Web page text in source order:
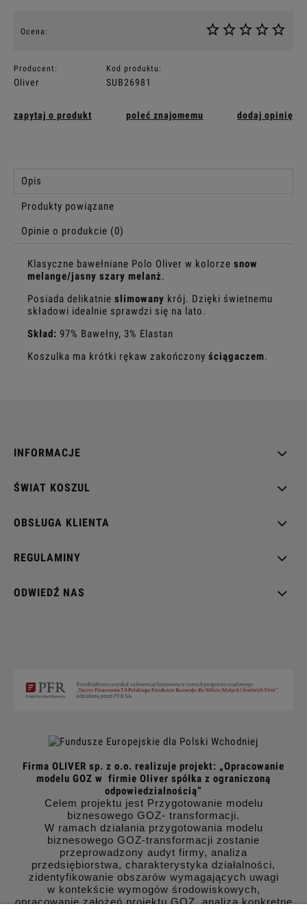
Ocena:
Producent:
Oliver
Kod produktu:
SUB26981
zapytaj o produkt poleć znajomemu dodaj opinię
Opis
Produkty powiązane
Opinie o produkcie (0)
Klasyczne bawełniane Polo Oliver w kolorze snow
melange/jasny szary melanż.
Posiada delikatnie slimowany krój. Dzięki świetnemu
składowi idealnie sprawdzi się na lato.
Skład: 97% Bawełny, 3% Elastan
Koszulka ma krótki rękaw zakończony ściągaczem.
INFORMACJE
ŚWIAT KOSZUL
OBSŁUGA KLIENTA
REGULAMINY
ODWIEDŹ NAS
Firma OLIVER sp. z o.o. realizuje projekt: „Opracowanie
modelu GOZ w firmie Oliver spółka z ograniczoną
odpowiedzialnością”
Celem projektu jest Przygotowanie modelu
biznesowego GOZ- transformacji.
W ramach działania przygotowania modelu
biznesowego GOZ-transformacji zostanie
przeprowadzony audyt firmy, analiza
przedsiębiorstwa, charakterystyka działalności,
zidentyfikowanie obszarów wymagających uwagi
w kontekście wymogów środowiskowych,
opracowanie założeń projektu GOZ, analiza konkretne